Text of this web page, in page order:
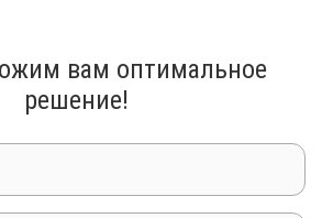
вам оптимальное
решение!